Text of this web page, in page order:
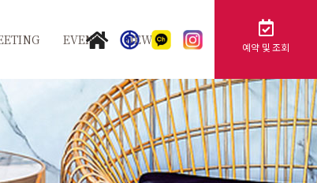
랜드볼룸
카멜리아
튤립홀
EVENT NEWS
공지사항
FAQ
예약 및 조회